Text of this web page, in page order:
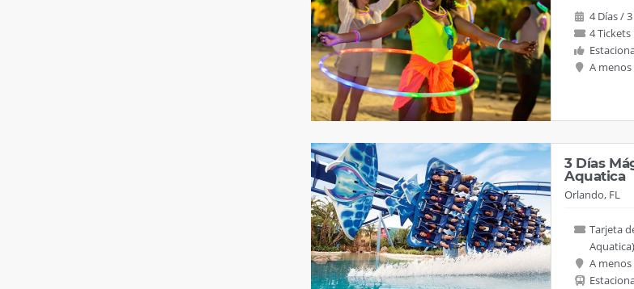
4 Días /
4
A
3 Días
Aquatica
Orlando, FL
Tarjeta
Aquatica)
A